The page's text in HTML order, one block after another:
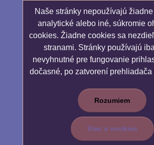
Naše stránky nepoužívajú
analytické alebo iné, súkromie
cookies. Žiadne cookies sa
stranami. Stránky používajú
nevyhnutné pre fungovanie
dočasné, po zatvorení prehliadača
Rozumiem
Viac o cookies